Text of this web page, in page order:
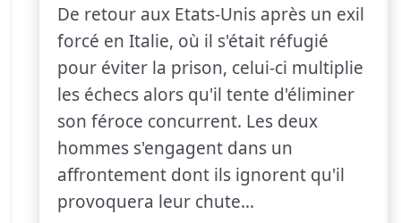
De retour aux Etats-Unis après un exil
forcé en Italie, où il s'était réfugié
pour éviter la prison, celui-ci multiplie
les échecs alors qu'il tente d'éliminer
son féroce concurrent. Les deux
hommes s'engagent dans un
affrontement dont ils ignorent qu'il
provoquera leur chute...